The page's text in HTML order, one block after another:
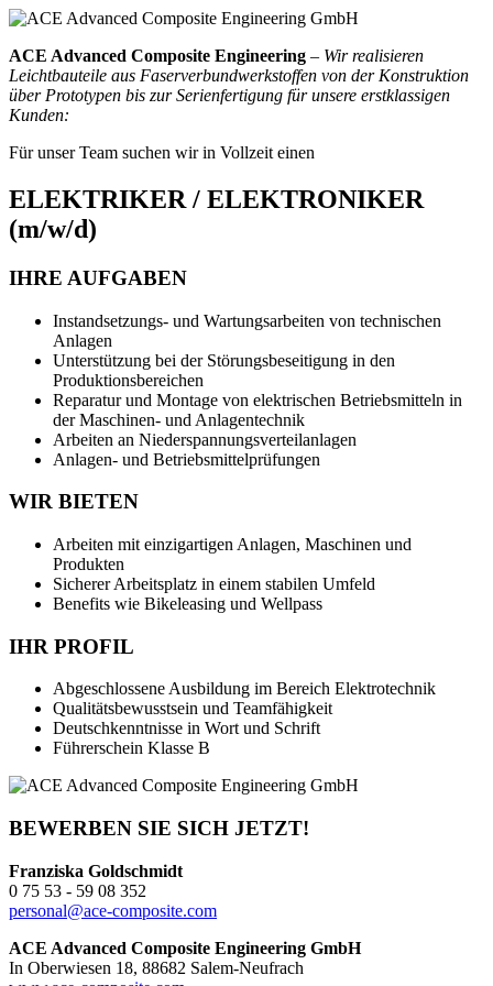
ACE Advanced Composite Engineering – Wir realisieren
Leichtbauteile aus Faserverbundwerkstoffen von der Konstruktion
über Prototypen bis zur Serienfertigung für unsere erstklassigen
Kunden:
Für unser Team suchen wir in Vollzeit einen
ELEKTRIKER / ELEKTRONIKER
(m/w/d)
IHRE AUFGABEN
Instandsetzungs- und Wartungsarbeiten von technischen
Anlagen
Unterstützung bei der Störungsbeseitigung in den
Produktionsbereichen
Reparatur und Montage von elektrischen Betriebsmitteln in
der Maschinen- und Anlagentechnik
Arbeiten an Niederspannungsverteilanlagen
Anlagen- und Betriebsmittelprüfungen
WIR BIETEN
Arbeiten mit einzigartigen Anlagen, Maschinen und
Produkten
Sicherer Arbeitsplatz in einem stabilen Umfeld
Benefits wie Bikeleasing und Wellpass
IHR PROFIL
Abgeschlossene Ausbildung im Bereich Elektrotechnik
Qualitätsbewusstsein und Teamfähigkeit
Deutschkenntnisse in Wort und Schrift
Führerschein Klasse B
BEWERBEN SIE SICH JETZT!
Franziska Goldschmidt
0 75 53 - 59 08 352
personal@ace-composite.com
ACE Advanced Composite Engineering GmbH
In Oberwiesen 18, 88682 Salem-Neufrach